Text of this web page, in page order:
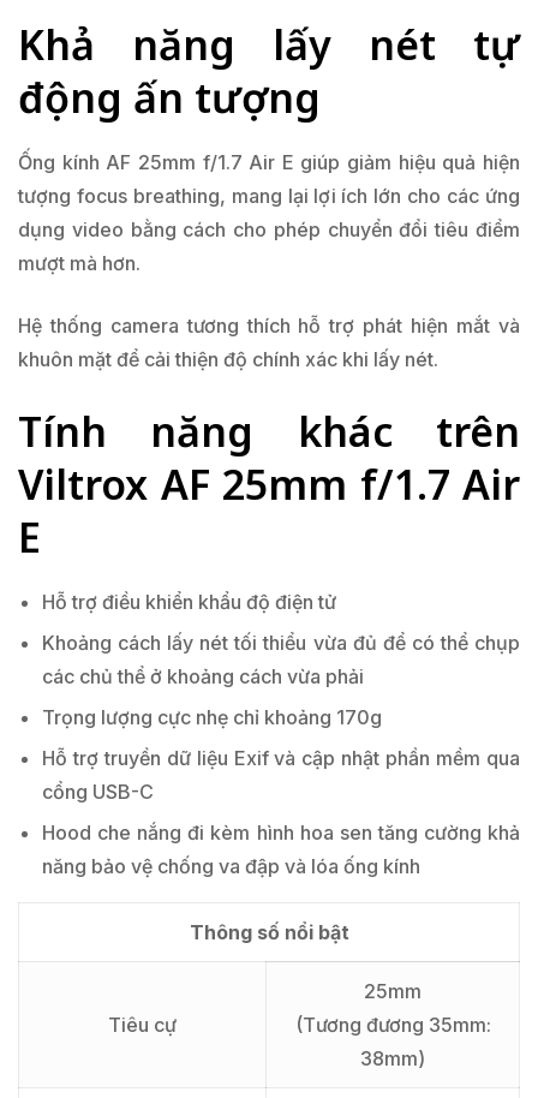
Khả năng lấy nét tự
động ấn tượng
Ống kính AF 25mm f/1.7 Air E giúp giảm hiệu quả hiện
tượng focus breathing, mang lại lợi ích lớn cho các ứng
dụng video bằng cách cho phép chuyển đổi tiêu điểm
mượt mà hơn.
Hệ thống camera tương thích hỗ trợ phát hiện mắt và
khuôn mặt để cải thiện độ chính xác khi lấy nét.
Tính năng khác trên
Viltrox AF 25mm f/1.7 Air
E
Hỗ trợ điều khiển khẩu độ điện tử
Khoảng cách lấy nét tối thiểu vừa đủ để có thể chụp
các chủ thể ở khoảng cách vừa phải
Trọng lượng cực nhẹ chỉ khoảng 170g
Hỗ trợ truyền dữ liệu Exif và cập nhật phần mềm qua
cổng USB-C
Hood che nắng đi kèm hình hoa sen tăng cường khả
năng bảo vệ chống va đập và lóa ống kính
Thông số nổi bật
Tiêu cự
25mm
(Tương đương 35mm:
38mm)